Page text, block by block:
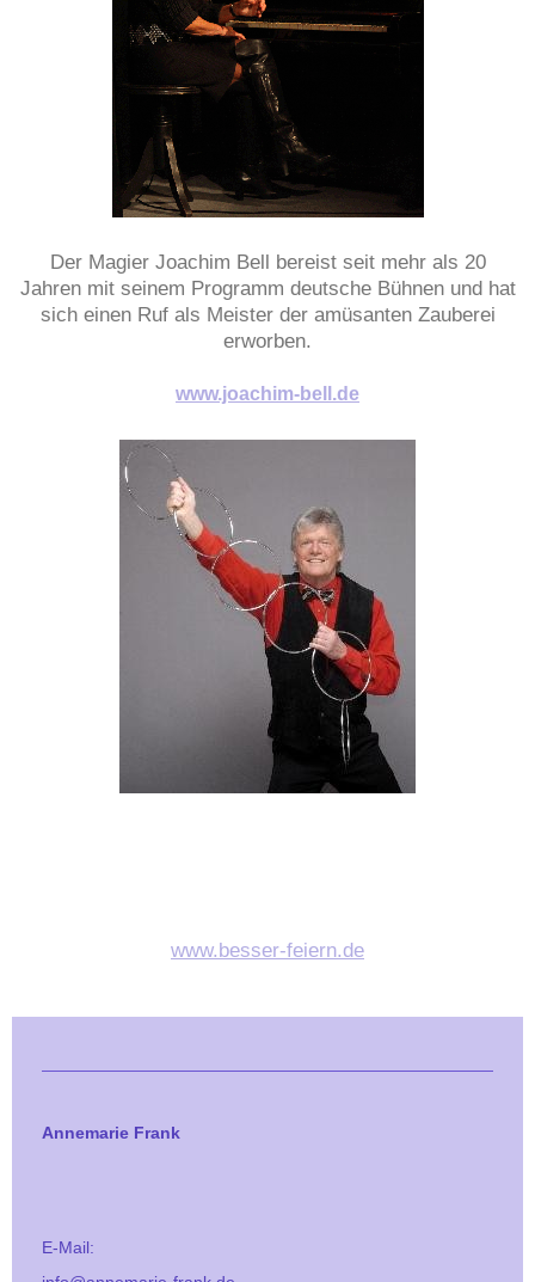
Der Magier Joachim Bell bereist seit mehr als 20
Jahren mit seinem Programm deutsche Bühnen und hat
sich einen Ruf als Meister der amüsanten Zauberei
erworben.
www.joachim-bell.de
www.besser-feiern.de
Annemarie Frank
E-Mail: